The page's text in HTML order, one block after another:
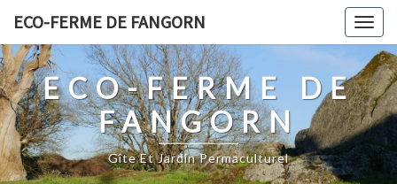
content
ECO-FERME DE FANGORN
ECO-FERME DE
FANGORN
Gîte Et Jardin Permaculturel